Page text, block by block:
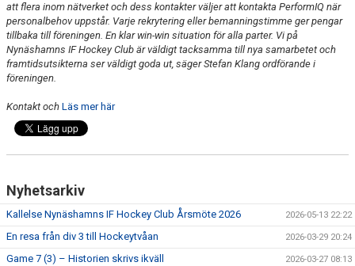
att flera inom nätverket och dess kontakter väljer att kontakta PerformIQ när
personalbehov uppstår. Varje rekrytering eller bemanningstimme ger pengar
tillbaka till föreningen. En klar win-win situation för alla parter. Vi på
Nynäshamns IF Hockey Club är väldigt tacksamma till nya samarbetet och
framtidsutsikterna ser väldigt goda ut, säger Stefan Klang ordförande i
föreningen.
Kontakt och Läs mer här
Nyhetsarkiv
Kallelse Nynäshamns IF Hockey Club Årsmöte 2026 2026-05-13 22:22
En resa från div 3 till Hockeytvåan 2026-03-29 20:24
Game 7 (3) – Historien skrivs ikväll 2026-03-27 08:13